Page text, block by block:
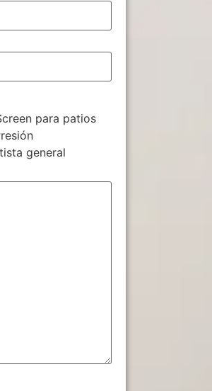
para patios
general